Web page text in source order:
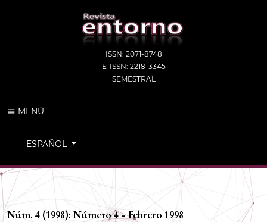
ISSN: 2071-8748
E-ISSN: 2218-3345
SEMESTRAL
MENÚ
CAMBIAR EL IDIOMA. EL IDIOMA ACTUAL ES:
ESPAÑOL
Núm. 4 (1998): Número 4 - Febrero 1998